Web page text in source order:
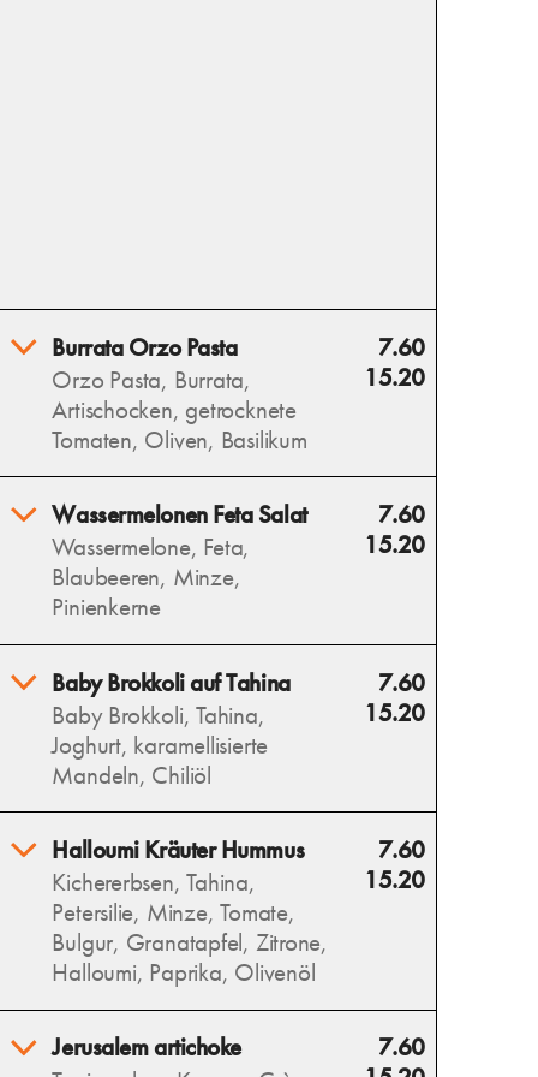
Burrata Orzo Pasta
Orzo Pasta, Burrata,
Artischocken, getrocknete
Tomaten, Oliven, Basilikum
7.60
15.20
Allergens
Burrata Orzo Pasta vereint
cremige Burrata, zarte Orzo,
aromatische Artischocken,
getrocknete Tomaten, Oliven
und frischen Basilikum – ein
mediterraner Genuss.
Wassermelonen Feta Salat
Wassermelone, Feta,
Blaubeeren, Minze,
Pinienkerne
7.60
15.20
Erfrischende Wassermelone,
salziger Feta und süße
Blaubeeren vereinen sich mit
Minze zu einem sommerlich-
leichten Salat.
Baby Brokkoli auf Tahina
Baby Brokkoli, Tahina,
Joghurt, karamellisierte
Mandeln, Chiliöl
7.60
15.20
Wilder, gerösteter Brokkoli
auf cremiger Tahina trifft auf
karamellisierte Mandeln und
eine würzige Note von
Chiliöl – ein intensives
Geschmackserlebnis.
Halloumi Kräuter Hummus
Kichererbsen, Tahina,
Petersilie, Minze, Tomate,
Bulgur, Granatapfel, Zitrone,
Halloumi, Paprika, Olivenöl
7.60
15.20
Cremiger Hummus als Basis,
darauf ein frisches,
Jerusalem artichoke
7.60